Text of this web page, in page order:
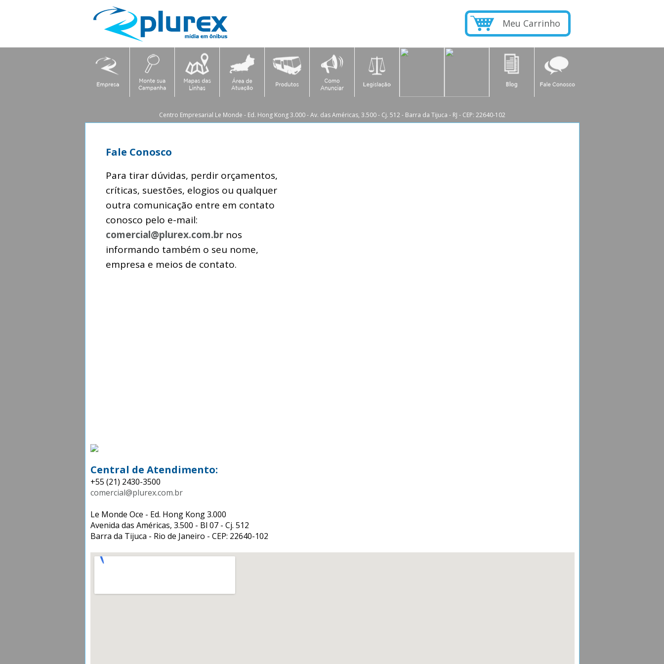
Meu Carrinho
Centro Empresarial Le Monde - Ed. Hong Kong 3.000 - Av. das Américas, 3.500 - Cj. 512 - Barra da Tijuca - RJ - CEP: 22640-102
Fale Conosco
Para tirar dúvidas, perdir orçamentos,
críticas, suestões, elogios ou qualquer
outra comunicação entre em contato
conosco pelo e-mail:
comercial@plurex.com.brnos
informando também o seu nome,
empresa e meios de contato.
Central de Atendimento:
+55 (21) 2430-3500
comercial@plurex.com.br
Le Monde Office - Ed. Hong Kong 3.000
Avenida das Américas, 3.500 - Bl 07 - Cj. 512
Barra da Tijuca - Rio de Janeiro - CEP: 22640-102